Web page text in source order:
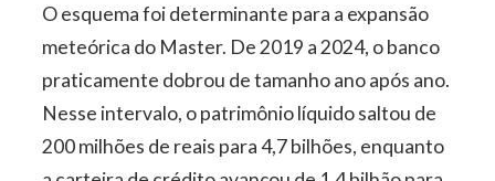
O esquema foi determinante para a expansão
meteórica do Master. De 2019 a 2024, o banco
praticamente dobrou de tamanho ano após ano.
Nesse intervalo, o patrimônio líquido saltou de
200 milhões de reais para 4,7 bilhões, enquanto